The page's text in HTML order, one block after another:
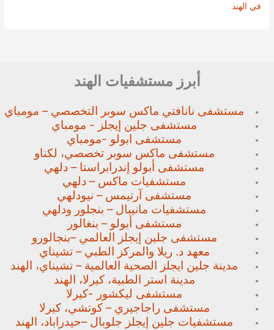
في الهند
أبرز مستشفيات الهند
مستشفى نانافتي ماكس سوبر التخصصي – مومباي
مستشفى جلين إيجلز - مومباي
مستشفى ابولو -مومباي
مستشفى ماكس سوبر تخصصي، لكناو
مستشفى أبولو إندرابراستا – دلهي
مستشفيات ماكس – دلهي
مستشفى آرتيمس – نيودلهي
مستشفيات مانيبال – بنجلور ودلهي
مستشفى أبولو – بنغالور
مستشفى جلين إيجلز العالمي –بنجالورو
معهد د. ريلا والمركز الطبي – تشيناي
مدينة جلين ايجلز الصحية العالمية – تشيناي، الهند
مدينة استر الطبية، كيرلا، الهند
مستشفى ليكشور -كيرلا
مستشفى راجاجيري – كوتشي، كيرلا
مستشفيات جلين إيجلز جلوبال –حيدراباد، الهند